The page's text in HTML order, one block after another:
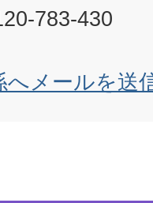
783-430
へメールを送